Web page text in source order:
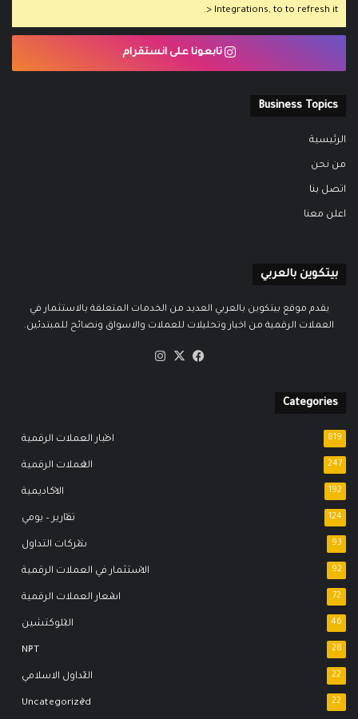
> Integrations, to to refresh it.
تابعونا على انستقرام
Business Topics
الرئيسية
من نحن
اتصل بنا
اعلن معنا
بيتكوين بالعربي
يقدم موقع بيتكوين بالعربي العديد من الخدمات المتعلقة بالاستثمار في
العملات الرقمية من اخبار وتحليلات للعملات والاسواق ونصائح للمبتدئين.
فيسبوك
‫X
Categories
اخبار العملات الرقمية 819
العملات الرقمية 247
الاكاديمية 192
تقارير – يومي 124
شركات التداول 93
الاستثمار في العملات الرقمية 92
اسعار العملات الرقمية 72
البلوكتشين 46
NFT 28
التداول الاسلامي 22
Uncategorized 22